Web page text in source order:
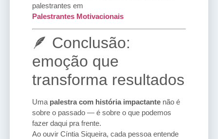
palestrantes em
Palestrantes Motivacionais
🪶 Conclusão:
emoção que
transforma resultados
Uma palestra com história impactante não é
sobre o passado — é sobre o que podemos
fazer daqui pra frente.
Ao ouvir Cíntia Siqueira, cada pessoa entende